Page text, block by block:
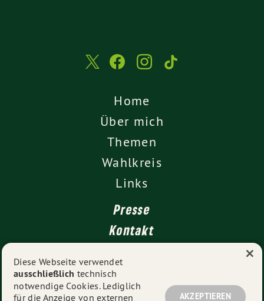
Home
Über mich
Themen
Wahlkreis
Links
Presse
Kontakt
Impressum
Datenschutz
Diese Webseite verwendet
ausschließlich technisch
notwendige Cookies. Lediglich
für die Anzeige von externen
AKZEPTIEREN
×